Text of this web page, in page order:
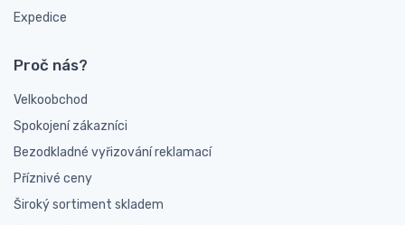
Expedice
Proč nás?
Velkoobchod
Spokojení zákazníci
Bezodkladné vyřizování reklamací
Příznivé ceny
Široký sortiment skladem